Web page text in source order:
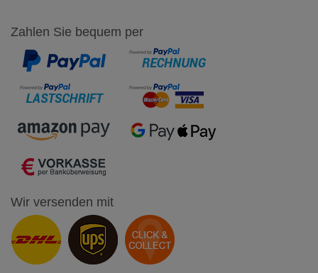
Zahlen Sie bequem per
Wir versenden mit